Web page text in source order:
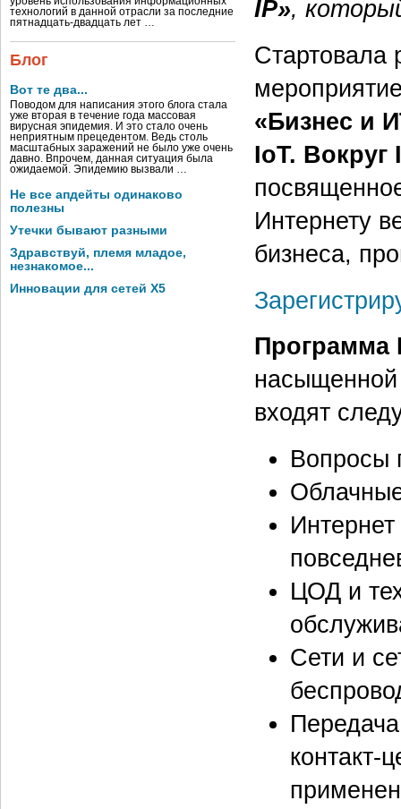
технологий в данной отрасли за последние
пятнадцать-двадцать лет …
Блог
Вот те два...
Поводом для написания этого блога стала
уже вторая в течение года массовая
вирусная эпидемия. И это стало очень
неприятным прецедентом. Ведь столь
масштабных заражений не было уже очень
давно. Впрочем, данная ситуация была
ожидаемой. Эпидемию вызвали …
Не все апдейты одинаково
полезны
Утечки бывают разными
Здравствуй, племя младое,
незнакомое...
Инновации для сетей X5
IP»,
Стартовала
«Бизнес и
IoT. Вокруг
Интернету
бизнеса,
Программа
насыщенной
входят
Вопросы
ЦОД и
Сети и
контакт-